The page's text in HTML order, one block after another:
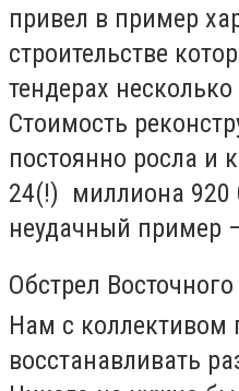
привел в пример
строительстве
тендерах
Стоимость
постоянно росла и
24(!) миллиона 920
неудачный пример
Обстрел Восточного
Нам с коллективом
восстанавливать